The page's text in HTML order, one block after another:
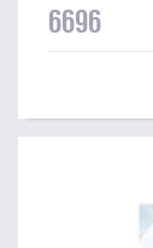
univerzální
6696